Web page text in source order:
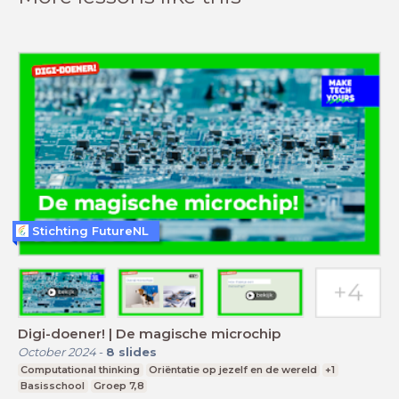
Digi-doener! | De magische microchip
October 2024- 8 slides
Computational thinking Oriëntatie op jezelf en de wereld
+1
Basisschool
Groep 7,8
Stichting FutureNL